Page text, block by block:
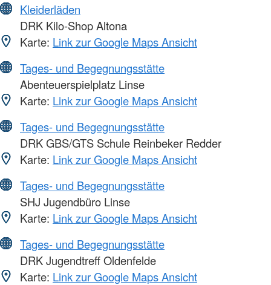
Kleiderläden
DRK Kilo-Shop Altona
Karte: Link zur Google Maps Ansicht
Tages- und Begegnungsstätte
Abenteuerspielplatz Linse
Karte: Link zur Google Maps Ansicht
Tages- und Begegnungsstätte
DRK GBS/GTS Schule Reinbeker Redder
Karte: Link zur Google Maps Ansicht
Tages- und Begegnungsstätte
SHJ Jugendbüro Linse
Karte: Link zur Google Maps Ansicht
Tages- und Begegnungsstätte
DRK Jugendtreff Oldenfelde
Karte: Link zur Google Maps Ansicht